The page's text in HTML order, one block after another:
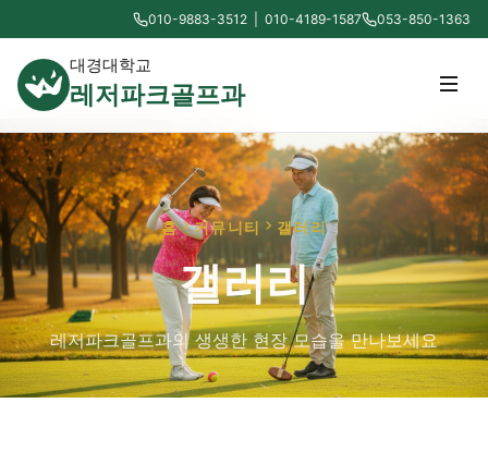
010-9883-3512 | 010-4189-1587 053-850-1363
대경대학교
레저파크골프과
홈 커뮤니티 갤러리
갤러리
레저파크골프과의 생생한 현장 모습을 만나보세요